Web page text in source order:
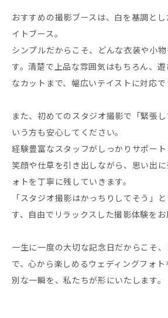
おすすめの撮影ブースは、白を基調と
イトブース。
シンプルだからこそ、どんな衣装や小
す。清楚で上品な雰囲気はもちろん、
なカットまで、幅広いテイストに対応で
また、初めてのスタジオ撮影で「緊張
いう方も安心してください。
経験豊富なスタッフがしっかりサポー
笑顔や仕草を引き出しながら、思い出
ォトを丁寧に残していきます。
「スタジオ撮影はかっちりしてそう」
す、自由でリラックスした撮影体験をお
一生に一度の大切な記念日だからこそ
で、心から楽しめるウェディングフォ
別な一瞬を、私たちが形にいたします。